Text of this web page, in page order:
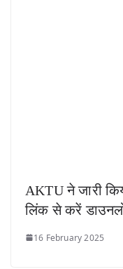
AKTU ने जारी
लिंक से करें
16 February 2025